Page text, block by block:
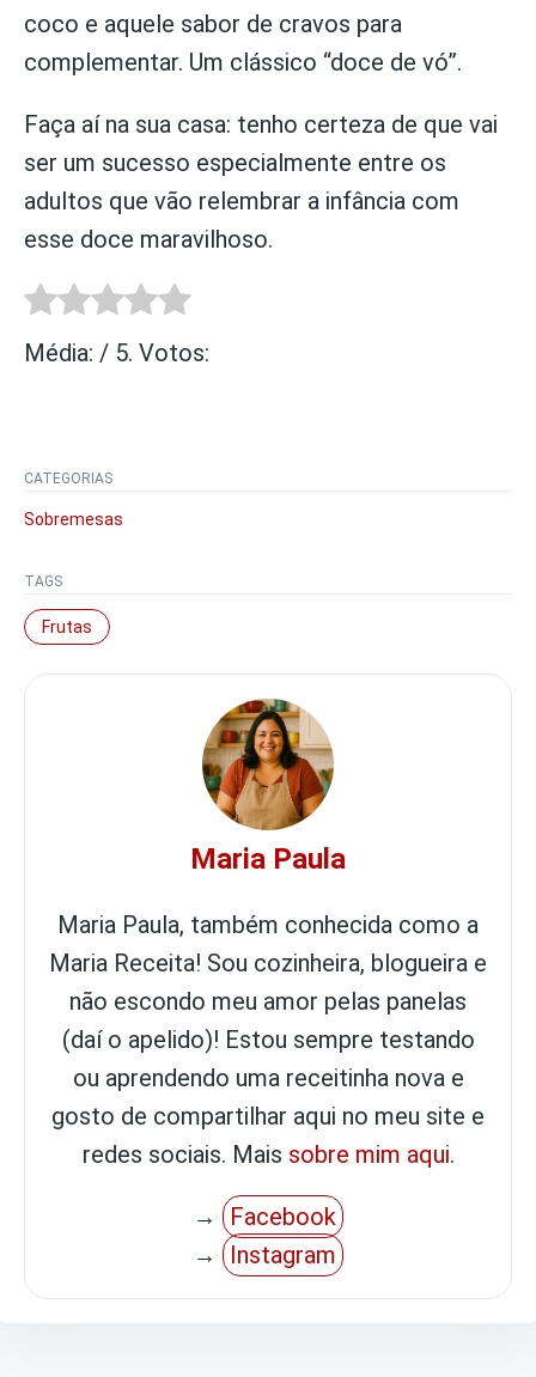
coco e aquele sabor de cravos para
complementar. Um clássico “doce de vó”.
Faça aí na sua casa: tenho certeza de que vai
ser um sucesso especialmente entre os
adultos que vão relembrar a infância com
esse doce maravilhoso.
Média: / 5. Votos:
CATEGORIAS
Sobremesas
TAGS
Frutas
Maria Paula
Maria Paula, também conhecida como a
Maria Receita! Sou cozinheira, blogueira e
não escondo meu amor pelas panelas
(daí o apelido)! Estou sempre testando
ou aprendendo uma receitinha nova e
gosto de compartilhar aqui no meu site e
redes sociais. Mais sobre mim aqui.
→
Facebook
→
Instagram